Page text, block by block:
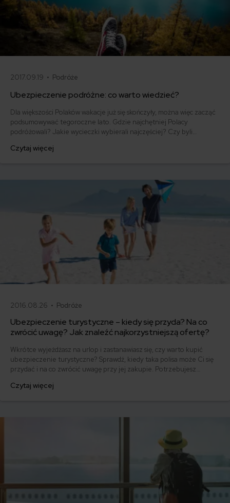
2017.09.19 • Podróże
Ubezpieczenie podróżne: co warto wiedzieć?
Dla większości Polaków wakacje już się skończyły, można więc zacząć
podsumowywać tegoroczne lato. Gdzie najchętniej Polacy
podróżowali? Jakie wycieczki wybierali najczęściej? Czy byli
Czytaj więcej
2016.08.26 • Podróże
Ubezpieczenie turystyczne – kiedy się przyda? Na co
zwrócić uwagę? Jak znaleźć najkorzystniejszą ofertę?
Wkrótce wyjeżdżasz na urlop i zastanawiasz się, czy warto kupić
ubezpieczenie turystyczne? Sprawdź, kiedy taka polisa może Ci się
przydać i na co zwrócić uwagę przy jej zakupie. Potrzebujesz
najlepsze ubezpieczenie turystyczne.
Czytaj więcej